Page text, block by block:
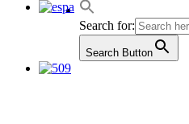
Search for:
Search Button